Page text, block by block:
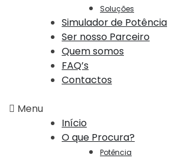
Soluções
Simulador de Potência
Ser nosso Parceiro
Quem somos
FAQ’s
Contactos
Menu
Início
O que Procura?
Potência